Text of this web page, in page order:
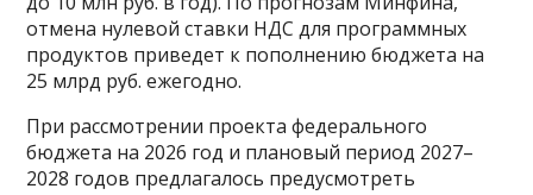
отмена нулевой ставки НДС для программных
продуктов приведет к пополнению бюджета на
25 млрд руб. ежегодно.
При рассмотрении проекта федерального
бюджета на 2026 год и плановый период 2027–
2028 годов предлагалось предусмотреть